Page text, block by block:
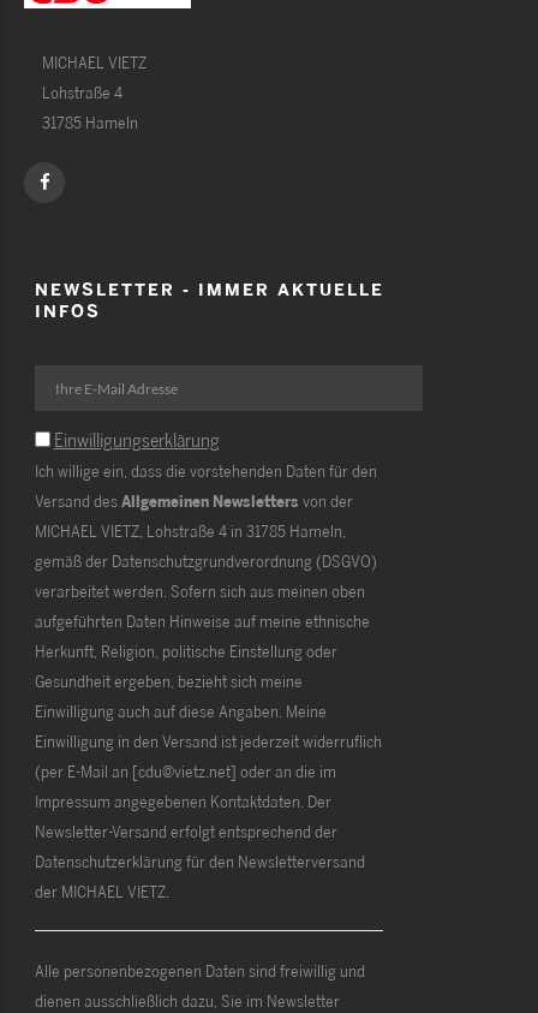
MICHAEL VIETZ
Lohstraße 4
31785 Hameln
NEWSLETTER - IMMER AKTUELLE
INFOS
Einwilligungserklärung
Ich willige ein, dass die vorstehenden Daten für den
Versand desAllgemeinen Newsletters von der
MICHAEL VIETZ, Lohstraße 4 in 31785 Hameln,
gemäß der Datenschutzgrundverordnung (DSGVO)
verarbeitet werden. Sofern sich aus meinen oben
aufgeführten Daten Hinweise auf meine ethnische
Herkunft, Religion, politische Einstellung oder
Gesundheit ergeben, bezieht sich meine
Einwilligung auch auf diese Angaben. Meine
Einwilligung in den Versand ist jederzeit widerruflich
(per E-Mail an [cdu@vietz.net] oder an die im
Impressum angegebenen Kontaktdaten. Der
Newsletter-Versand erfolgt entsprechend der
Datenschutzerklärung für den Newsletterversand
der MICHAEL VIETZ.
Alle personenbezogenen Daten sind freiwillig und
dienen ausschließlich dazu, Sie im Newsletter